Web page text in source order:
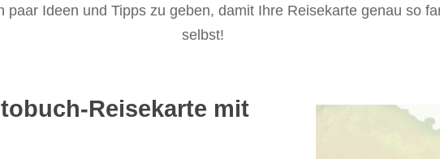
paar Ideen und Tipps zu geben, damit Ihre Reisekarte genau so
selbst!
Reisekarte mit